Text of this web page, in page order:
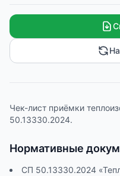
50.13330.2024.
Чек-лист приёмки
50.13330.2024.
Нормативные
СП 50.13330.2024